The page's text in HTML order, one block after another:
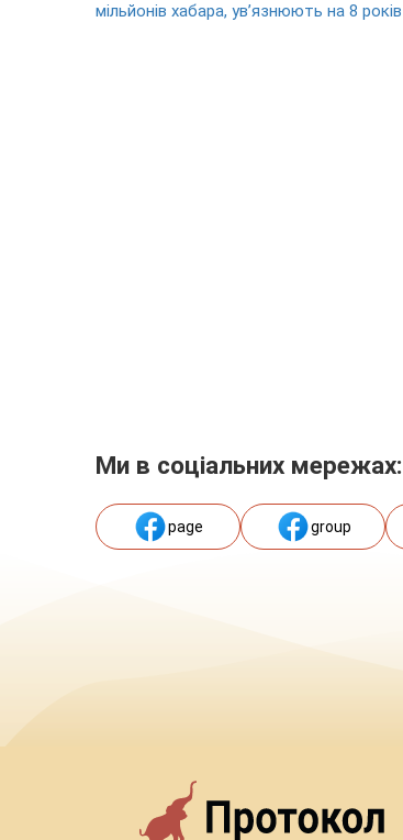
мільйонів хабара, ув’язнюють на 8 років
Ми в соціальних мережах:
page group